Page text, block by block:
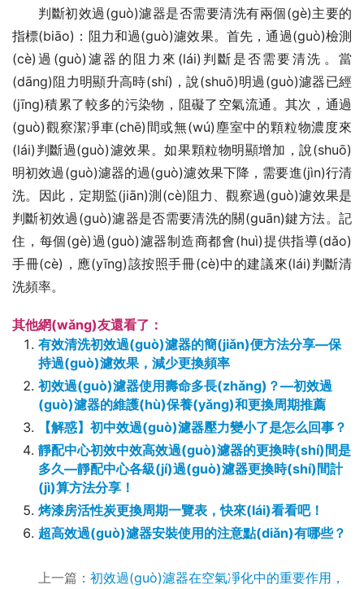
判斷初效過(guò)濾器是否需要清洗有兩個(gè)主要的
指標(biāo)：阻力和過(guò)濾效果。首先，通過(guò)檢測
(cè)過(guò)濾器的阻力來(lái)判斷是否需要清洗。當
(dāng)阻力明顯升高時(shí)，說(shuō)明過(guò)濾器已經
(jīng)積累了較多的污染物，阻礙了空氣流通。其次，通過
(guò)觀察潔凈車(chē)間或無(wú)塵室中的顆粒物濃度來
(lái)判斷過(guò)濾效果。如果顆粒物明顯增加，說(shuō)
明初效過(guò)濾器的過(guò)濾效果下降，需要進(jìn)行清
洗。因此，定期監(jiān)測(cè)阻力、觀察過(guò)濾效果是
判斷初效過(guò)濾器是否需要清洗的關(guān)鍵方法。記
住，每個(gè)過(guò)濾器制造商都會(huì)提供指導(dǎo)
手冊(cè)，應(yīng)該按照手冊(cè)中的建議來(lái)判斷清
洗頻率。
其他網(wǎng)友還看了：
有效清洗初效過(guò)濾器的簡(jiǎn)便方法分享—保
持過(guò)濾效果，減少更換頻率
初效過(guò)濾器使用壽命多長(zhǎng)？—初效過
(guò)濾器的維護(hù)保養(yǎng)和更換周期推薦
【解惑】初中效過(guò)濾器壓力變小了是怎么回事？
靜配中心初效中效高效過(guò)濾器的更換時(shí)間是
多久—靜配中心各級(jí)過(guò)濾器更換時(shí)間計
(jì)算方法分享！
烤漆房活性炭更換周期一覽表，快來(lái)看看吧！
超高效過(guò)濾器安裝使用的注意點(diǎn)有哪些？
上一篇： 初效過(guò)濾器在空氣凈化中的重要作用，